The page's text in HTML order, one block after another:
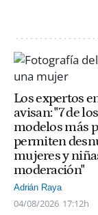
Los expertos
avisan: "7 de
modelos más
permiten
mujeres y
moderación"
Adrián Raya
04/08/2026 17:12h